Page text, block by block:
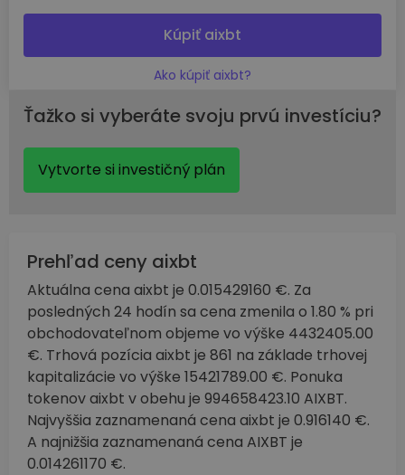
Kúpiť aixbt
Ako kúpiť aixbt?
Ťažko si vyberáte svoju prvú investíciu?
Vytvorte si investičný plán
Prehľad ceny aixbt
Aktuálna cena aixbt je 0.015429160 €. Za
posledných 24 hodín sa cena zmenila o 1.80 % pri
obchodovateľnom objeme vo výške 4432405.00
€. Trhová pozícia aixbt je 861 na základe trhovej
kapitalizácie vo výške 15421789.00 €. Ponuka
tokenov aixbt v obehu je 994658423.10 AIXBT.
Najvyššia zaznamenaná cena aixbt je 0.916140 €.
A najnižšia zaznamenaná cena AIXBT je
0.014261170 €.